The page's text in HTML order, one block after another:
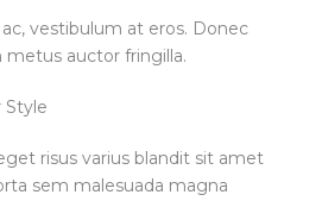
vestibulum at eros. Donec
metus auctor fringilla.
Style
risus varius blandit sit amet
sem malesuada magna